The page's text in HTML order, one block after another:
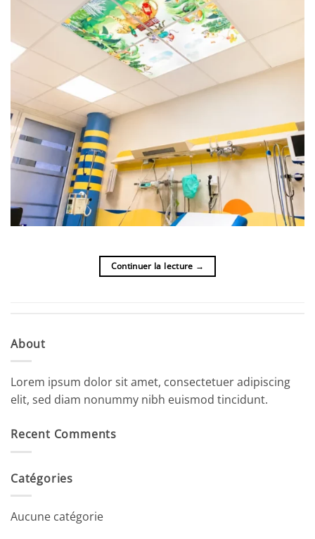
Continuer la lecture →
About
Lorem ipsum dolor sit amet, consectetuer adipiscing
elit, sed diam nonummy nibh euismod tincidunt.
Recent Comments
Catégories
Aucune catégorie